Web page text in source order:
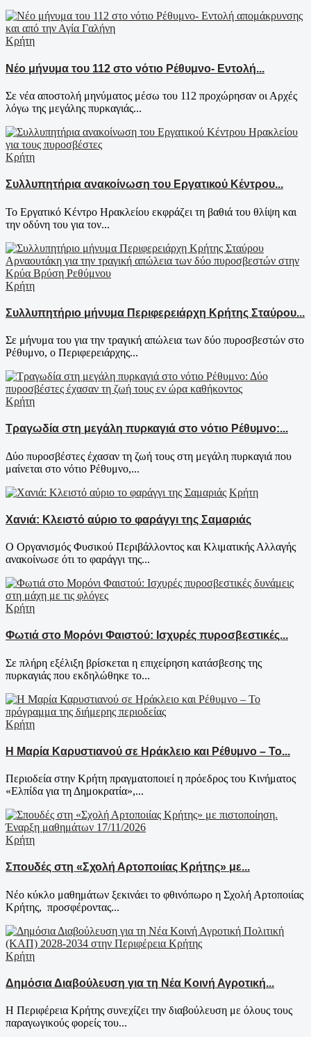
Κρήτη
Νέο μήνυμα του 112 στο νότιο Ρέθυμνο- Εντολή...
Σε νέα αποστολή μηνύματος μέσω του 112 προχώρησαν οι Αρχές
λόγω της μεγάλης πυρκαγιάς...
Κρήτη
Συλλυπητήρια ανακοίνωση του Εργατικού Κέντρου...
Το Εργατικό Κέντρο Ηρακλείου εκφράζει τη βαθιά του θλίψη και
την οδύνη του για τον...
Κρήτη
Συλλυπητήριο μήνυμα Περιφερειάρχη Κρήτης Σταύρου...
Σε μήνυμα του για την τραγική απώλεια των δύο πυροσβεστών στο
Ρέθυμνο, ο Περιφερειάρχης...
Κρήτη
Τραγωδία στη μεγάλη πυρκαγιά στο νότιο Ρέθυμνο:...
Δύο πυροσβέστες έχασαν τη ζωή τους στη μεγάλη πυρκαγιά που
μαίνεται στο νότιο Ρέθυμνο,...
Κρήτη
Χανιά: Κλειστό αύριο το φαράγγι της Σαμαριάς
Ο Οργανισμός Φυσικού Περιβάλλοντος και Κλιματικής Αλλαγής
ανακοίνωσε ότι το φαράγγι της...
Κρήτη
Φωτιά στο Μορόνι Φαιστού: Ισχυρές πυροσβεστικές...
Σε πλήρη εξέλιξη βρίσκεται η επιχείρηση κατάσβεσης της
πυρκαγιάς που εκδηλώθηκε το...
Κρήτη
Η Μαρία Καρυστιανού σε Ηράκλειο και Ρέθυμνο – Το...
Περιοδεία στην Κρήτη πραγματοποιεί η πρόεδρος του Κινήματος
«Ελπίδα για τη Δημοκρατία»,...
Κρήτη
Σπουδές στη «Σχολή Αρτοποιίας Κρήτης» με...
Νέο κύκλο μαθημάτων ξεκινάει το φθινόπωρο η Σχολή Αρτοποιίας
Κρήτης, προσφέροντας...
Κρήτη
Δημόσια Διαβούλευση για τη Νέα Κοινή Αγροτική...
Η Περιφέρεια Κρήτης συνεχίζει την διαβούλευση με όλους τους
παραγωγικούς φορείς του...